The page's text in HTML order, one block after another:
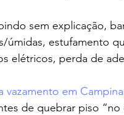
sem explicação,
úmidas, estufamento
elétricos, perda de
vazamento em
de quebrar piso “no